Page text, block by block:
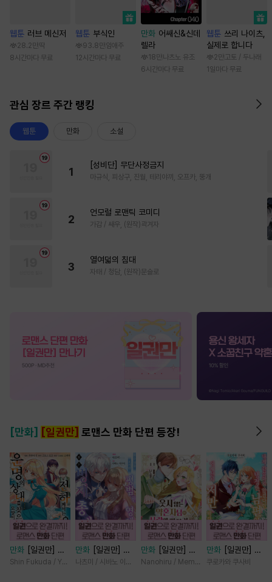
웹툰 러브 메신저
28.2만 딱
8시간마다 무료
웹툰 부식인
93.8만 임애주
12시간마다 무료
만화 어쌔신&신데
렐라
18만 나츠노 유조
6시간마다 무료
웹툰 쓰리 나이츠,
실제로 합니다
2만 고토 / 두나래
1일마다 무료
관심 장르 주간 랭킹
웹툰 만화 소설
1
[성비단] 무단사정금지
마규식, 피상구, 진월, 테리야끼, 오프카, 뚱개
2
언모럴 로맨틱 코미디
가감 / 쌔우, (원작)곽겨자
3
열여덟의 침대
자태 / 청담, (원작)문슬로
[만화] [일권만] 로맨스 만화 단편 등장!
만화
[일권만] 전
하께서는 오늘도
Shin Fukuda / Yoko Kurosu
만화
[일권만] 모
든 것을 포기한 평
나츠미 / 시바노 이즈미
만화
[일권만] 웃
지 않는 약혼자님
Nanohiru / Memeko
만화
[일권만] 내
게 간섭하지 않겠
쿠로카와 쿠사비